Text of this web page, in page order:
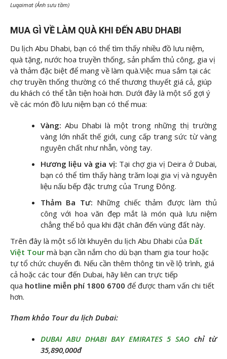
Luqaimat (Ảnh sưu tầm)
MUA GÌ VỀ LÀM QUÀ KHI ĐẾN ABU DHABI
Du lịch Abu Dhabi, bạn có thể tìm thấy nhiều đồ lưu niệm,
quà tặng, nước hoa truyền thống, sản phẩm thủ công, gia vị
và thảm đặc biệt để mang về làm quà.Việc mua sắm tại các
chợ truyền thống thường có thể thương thuyết giá cả, giúp
du khách có thể tằn tiện hoài hơn. Dưới đây là một số gợi ý
về các món đồ lưu niệm bạn có thể mua:
Vàng: Abu Dhabi là một trong những thị trường
vàng lớn nhất thế giới, cung cấp trang sức từ vàng
nguyên chất như nhẫn, vòng tay.
Hương liệu và gia vị: Tại chợ gia vị Deira ở Dubai,
bạn có thể tìm thấy hàng trăm loại gia vị và nguyên
liệu nấu bếp đặc trưng của Trung Đông.
Thảm Ba Tư: Những chiếc thảm được làm thủ
công với hoa văn đẹp mắt là món quà lưu niệm
chẳng thể bỏ qua khi đặt chân đến vùng đất này.
Trên đây là một số lời khuyên du lịch Abu Dhabi của Đất
Việt Tour mà bạn cần nắm cho dù bạn tham gia tour hoặc
tự tổ chức chuyến đi. Nếu cần thêm thông tin về lộ trình, giá
cả hoặc các tour đến Dubai, hãy liên can trực tiếp
qua hotline miễn phí 1800 6700 để được tham vấn chi tiết
hơn.
Tham khảo Tour du lịch Dubai:
DUBAI ABU DHABI BAY EMIRATES 5 SAO chỉ từ
35,890,000đ